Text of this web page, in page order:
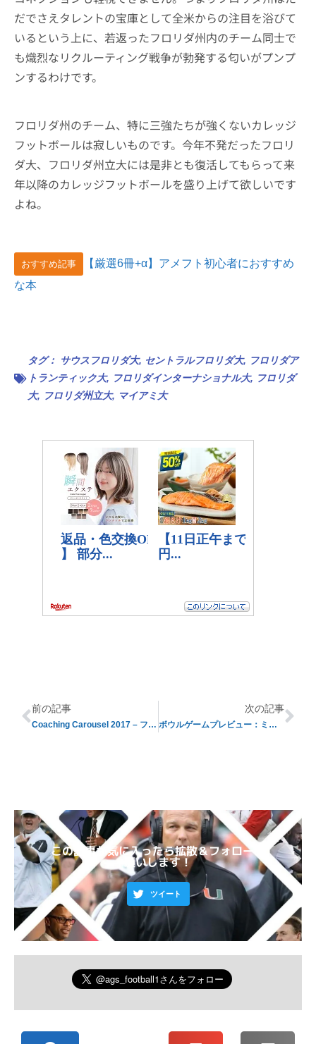
だでさえタレントの宝庫として全米からの注目を浴びて
いるという上に、若返ったフロリダ州内のチーム同士で
も熾烈なリクルーティング戦争が勃発する匂いがプンプ
ンするわけです。
フロリダ州のチーム、特に三強たちが強くないカレッジ
フットボールは寂しいものです。今年不発だったフロリ
ダ大、フロリダ州立大には是非とも復活してもらって来
年以降のカレッジフットボールを盛り上げて欲しいです
よね。
おすすめ記事
【厳選6冊+α】アメフト初心者におすすめ
な本
タグ： サウスフロリダ大, セントラルフロリダ大, フロリダア
トランティック大, フロリダインターナショナル大, フロリダ
大, フロリダ州立大, マイアミ大
前の記事
Coaching Carousel 2017 – フロリダ大の場合
次の記事
ボウルゲームプレビュー：ミッドメジャーボウル編【その参】
この記事が気に入ったら拡散＆フォローお
願いします！
ツイート